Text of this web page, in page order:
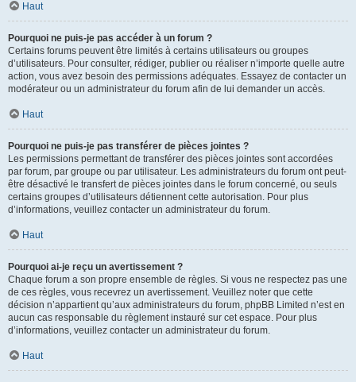
Haut
Pourquoi ne puis-je pas accéder à un forum ?
Certains forums peuvent être limités à certains utilisateurs ou groupes
d’utilisateurs. Pour consulter, rédiger, publier ou réaliser n’importe quelle autre
action, vous avez besoin des permissions adéquates. Essayez de contacter un
modérateur ou un administrateur du forum afin de lui demander un accès.
Haut
Pourquoi ne puis-je pas transférer de pièces jointes ?
Les permissions permettant de transférer des pièces jointes sont accordées
par forum, par groupe ou par utilisateur. Les administrateurs du forum ont peut-
être désactivé le transfert de pièces jointes dans le forum concerné, ou seuls
certains groupes d’utilisateurs détiennent cette autorisation. Pour plus
d’informations, veuillez contacter un administrateur du forum.
Haut
Pourquoi ai-je reçu un avertissement ?
Chaque forum a son propre ensemble de règles. Si vous ne respectez pas une
de ces règles, vous recevrez un avertissement. Veuillez noter que cette
décision n’appartient qu’aux administrateurs du forum, phpBB Limited n’est en
aucun cas responsable du règlement instauré sur cet espace. Pour plus
d’informations, veuillez contacter un administrateur du forum.
Haut